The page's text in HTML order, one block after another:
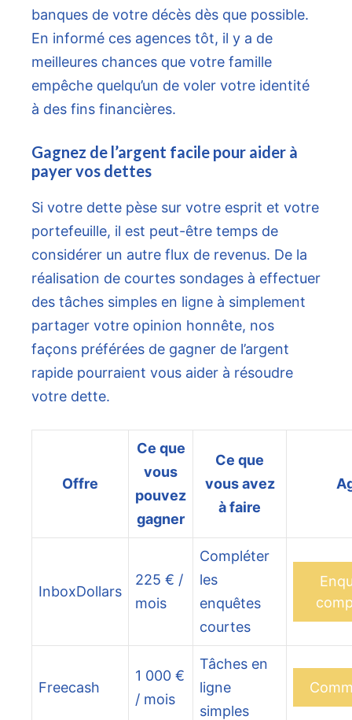
banques de votre décès dès que possible.
En informé ces agences tôt, il y a de
meilleures chances que votre famille
empêche quelqu’un de voler votre identité
à des fins financières.
Gagnez de l’argent facile pour aider à
payer vos dettes
Si votre dette pèse sur votre esprit et votre
portefeuille, il est peut-être temps de
considérer un autre flux de revenus. De la
réalisation de courtes sondages à effectuer
des tâches simples en ligne à simplement
partager votre opinion honnête, nos
façons préférées de gagner de l’argent
rapide pourraient vous aider à résoudre
votre dette.
Offre
Ce que
vous
pouvez
gagner
Ce que
vous avez
à faire
InboxDollars
225 € /
mois
Compléter
les
enquêtes
courtes
Freecash
1 000 €
/ mois
Tâches en
ligne
simples